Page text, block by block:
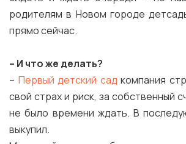
родителям в Новом городе
прямо сейчас.
– И что же делать?
– Первый детский сад компания
свой страх и риск, за собственный
не было времени ждать. В
выкупил.